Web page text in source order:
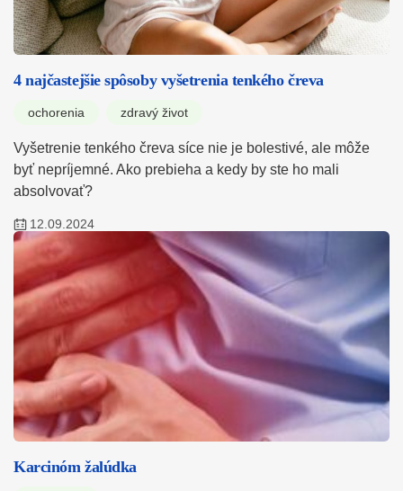
4 najčastejšie spôsoby vyšetrenia tenkého čreva
ochorenia zdravý život
Vyšetrenie tenkého čreva síce nie je bolestivé, ale môže
byť nepríjemné. Ako prebieha a kedy by ste ho mali
absolvovať?
12.09.2024
Karcinóm žalúdka